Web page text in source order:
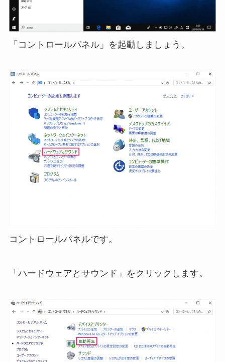
「コントロールパネル」を起動しましょう。
コントロールパネルです。
「ハードウェアとサウンド」をクリックします。